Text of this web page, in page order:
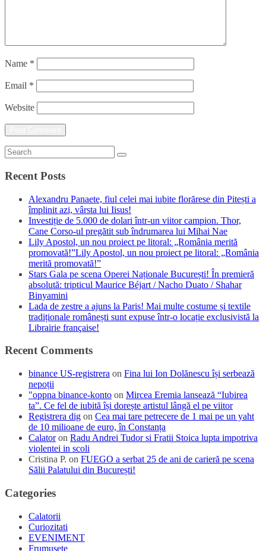
Name *
Email *
Website
Recent Posts
Alexandru Panaete, fiul celei mai iubite florărese din Pitești a
împlinit azi, vârsta lui Iisus!
Investiție de 5.000 de dolari într-un viitor campion. Thor,
Cane Corso-ul pregătit sub îndrumarea lui Mihai Nae
Lily Apostol, un nou proiect pe litoral: „România merită
promovată!”Lily Apostol, un nou proiect pe litoral: „România
merită promovată!”
Stars Gala pe scena Operei Naționale București! În premieră
absolută: tripticul Maurice Béjart / Nacho Duato / Shahar
Binyamini
Lada de zestre a ajuns la Paris! Mai multe costume și textile
tradiționale românești sunt expuse într-o locație exclusivistă la
Librairie française!
Recent Comments
binance US-registrera on Fina lui Ion Dolănescu își serbează
nepoții
"oppna binance-konto on Mircea Eremia lansează “Iubirea
ta”. Ce fel de iubită își dorește artistul lângă el pe viitor
Registrera dig on Cea mai tare petrecere de 1 mai pe un yaht
de 10 milioane de euro, în Constanța
Calatoron Radu Andrei Tudor si Fratii Stoica lupta impotriva
violentei in scoli
Cristina P. on FUEGO a serbat 25 de ani de carieră pe scena
Sălii Palatului din București!
Categories
Calatorii
Curiozitati
EVENIMENT
Frumusete